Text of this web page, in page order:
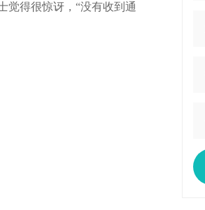
觉得很惊讶，“没有收到通